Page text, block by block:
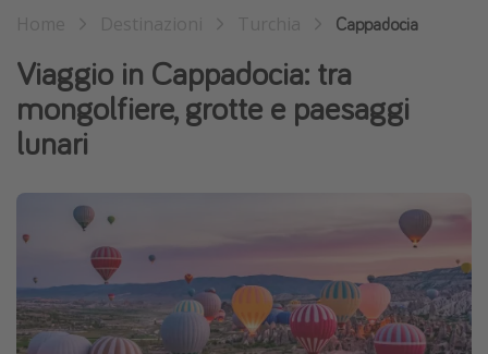
Last minute capodanno
Vacanze con bambini
Vacanze al mare
Altri argomenti
Travel magazine
Calendario di viaggio
Festività del 2026
Cappadocia
Viaggio in Cappadocia: tra
mongolfiere, grotte e paesaggi
lunari